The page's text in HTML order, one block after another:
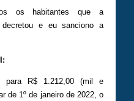
os habitantes que a
decretou e eu sanciono a
para R$ 1.212,00 (mil e
de 1º de janeiro de 2022, o